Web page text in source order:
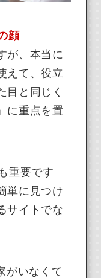
顔
が、本当に
えて、役立
目と同じく
に重点を置
重要です
単に見つけ
サイトでな
がいなくて